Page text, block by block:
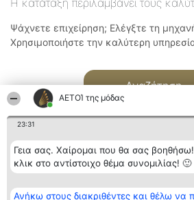
ΑΕΤΟΊ της μόδας
23:31
Γεια σας. Χαίρομαι που θα σας
κλικ στο αντίστοιχο θέμα συνομιλίας! 🙂
Ανήκω στους διακριθέντες και θέλω
Η κατάταξη περιλαμβάνει τους
Ψάχνετε επιχείρηση; Ελέγξτε τη
Χρησιμοποιήστε την καλύτερη
Αναζήτηση
Διοργανωτής της
κατάταξης
Κατάταξη
Διακριθέντες